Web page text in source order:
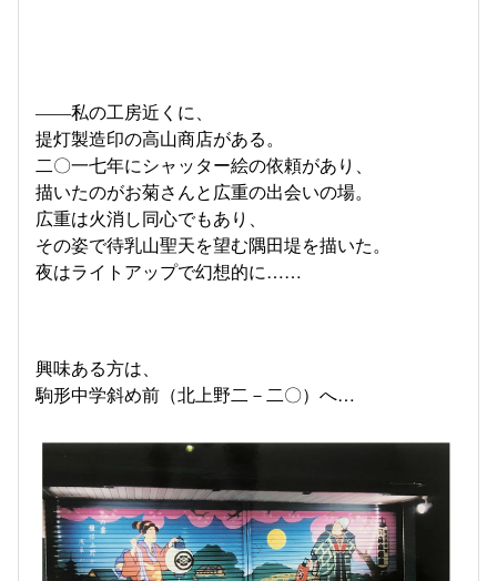
――私の工房近くに、
提灯製造印の高山商店がある。
二〇一七年にシャッター絵の依頼があり、
描いたのがお菊さんと広重の出会いの場。
広重は火消し同心でもあり、
その姿で待乳山聖天を望む隅田堤を描いた。
夜はライトアップで幻想的に……
興味ある方は、
駒形中学斜め前（北上野二－二〇）へ…